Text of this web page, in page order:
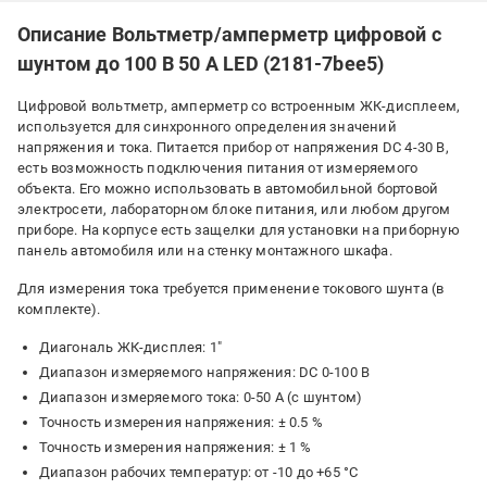
Описание Вольтметр/амперметр цифровой с
шунтом до 100 В 50 А LED (2181-7bee5)
Цифровой вольтметр, амперметр со встроенным ЖК-дисплеем,
используется для синхронного определения значений
напряжения и тока. Питается прибор от напряжения DC 4-30 В,
есть возможность подключения питания от измеряемого
объекта. Его можно использовать в автомобильной бортовой
электросети, лабораторном блоке питания, или любом другом
приборе. На корпусе есть защелки для установки на приборную
панель автомобиля или на стенку монтажного шкафа.
Для измерения тока требуется применение токового шунта (в
комплекте).
Диагональ ЖК-дисплея: 1"
Диапазон измеряемого напряжения: DC 0-100 В
Диапазон измеряемого тока: 0-50 А (с шунтом)
Точность измерения напряжения: ± 0.5 %
Точность измерения напряжения: ± 1 %
Диапазон рабочих температур: от -10 до +65 °С